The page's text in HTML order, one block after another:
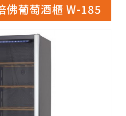
佛葡萄酒櫃 W-185